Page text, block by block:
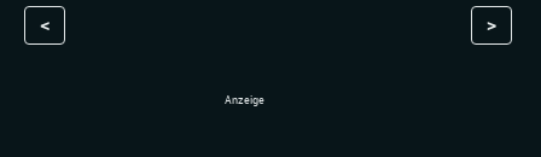
< >